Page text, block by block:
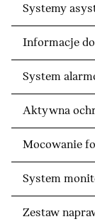
Systemy
Informacje
System
Aktywna
Mocowanie
System
Zestaw